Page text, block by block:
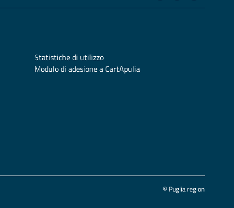
Statistiche di utilizzo
Modulo di adesione a CartApulia
© Puglia region